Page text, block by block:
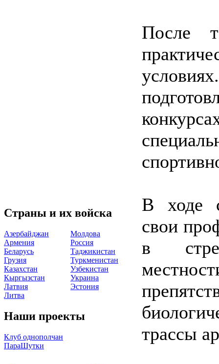
Страны и их войска
Азербайджан
Армения
Беларусь
Грузия
Казахстан
Кыргызстан
Латвия
Литва
Молдова
Россия
Таджикистан
Туркменистан
Узбекистан
Украина
Эстония
Наши проекты
Клуб однополчан
ПараШутки
После
В ходе
свои
в
трассы